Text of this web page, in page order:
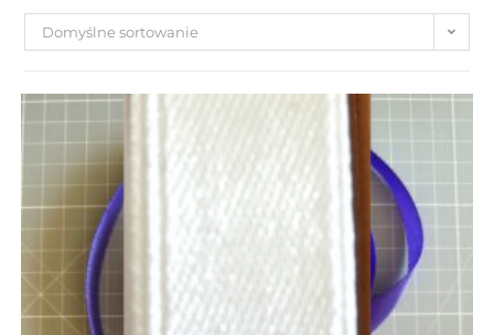
Domyślne sortowanie